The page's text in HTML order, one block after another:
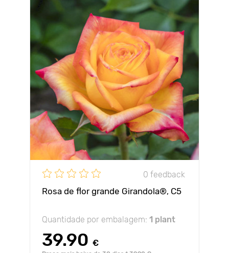
0 feedback
Rosa de flor grande Girandola®, C5
Quantidade por embalagem: 1 plant
39.90 €